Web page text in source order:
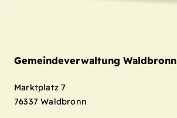
Gemeindeverwaltung Waldbronn
Marktplatz 7
76337 Waldbronn